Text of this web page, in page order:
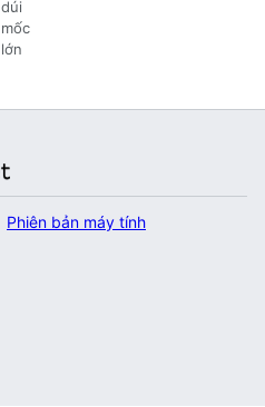
dúi
mốc
lớn
Phiên bản máy tính